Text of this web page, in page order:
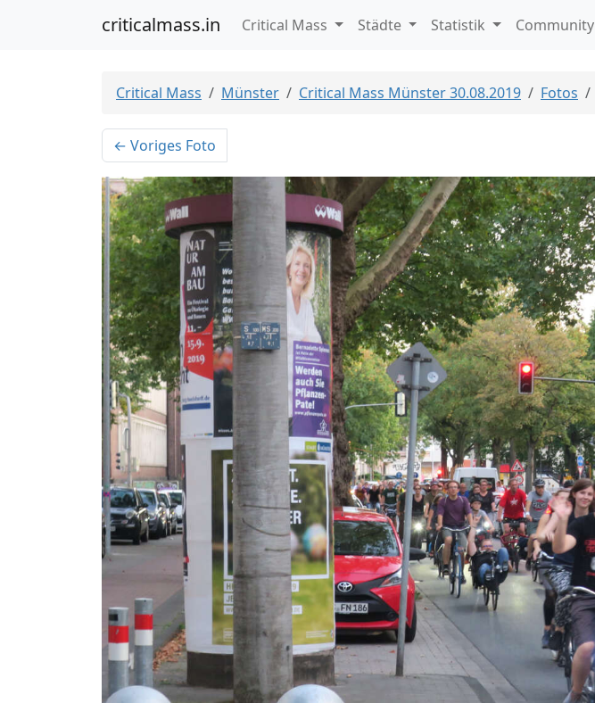
criticalmass.in Critical Mass Städte Statistik Community
Critical Mass Münster Critical Mass Münster 30.08.2019 Fotos
← Voriges Foto